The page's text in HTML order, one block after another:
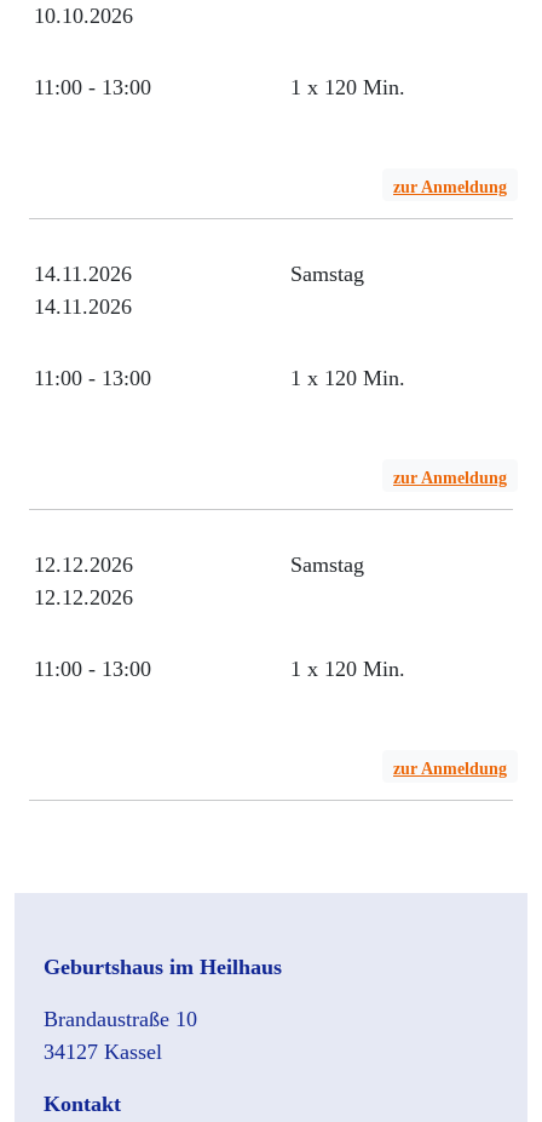
10.10.2026
11:00 - 13:00 1 x 120 Min.
zur Anmeldung
14.11.2026
14.11.2026
Samstag
11:00 - 13:00 1 x 120 Min.
zur Anmeldung
12.12.2026
12.12.2026
Samstag
11:00 - 13:00 1 x 120 Min.
zur Anmeldung
Geburtshaus im Heilhaus
Brandaustraße 10
34127 Kassel
Kontakt